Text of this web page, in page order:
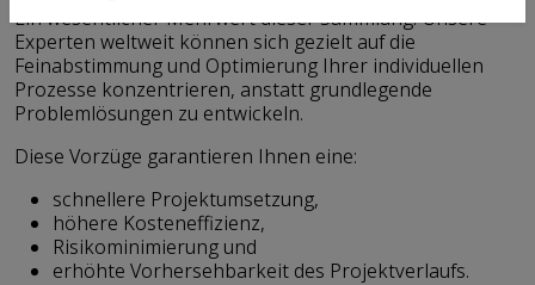
Ein wesentlicher Mehrwert dieser Sammlung: Unsere
Experten weltweit können sich gezielt auf die
Feinabstimmung und Optimierung Ihrer individuellen
Prozesse konzentrieren, anstatt grundlegende
Problemlösungen zu entwickeln.
Diese Vorzüge garantieren Ihnen eine:
schnellere Projektumsetzung,
höhere Kosteneffizienz,
Risikominimierung und
erhöhte Vorhersehbarkeit des Projektverlaufs.